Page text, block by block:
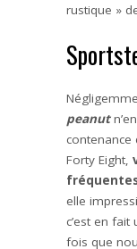
rustique »
peanut
Forty Eight,
elle
c’est en fait
fois que